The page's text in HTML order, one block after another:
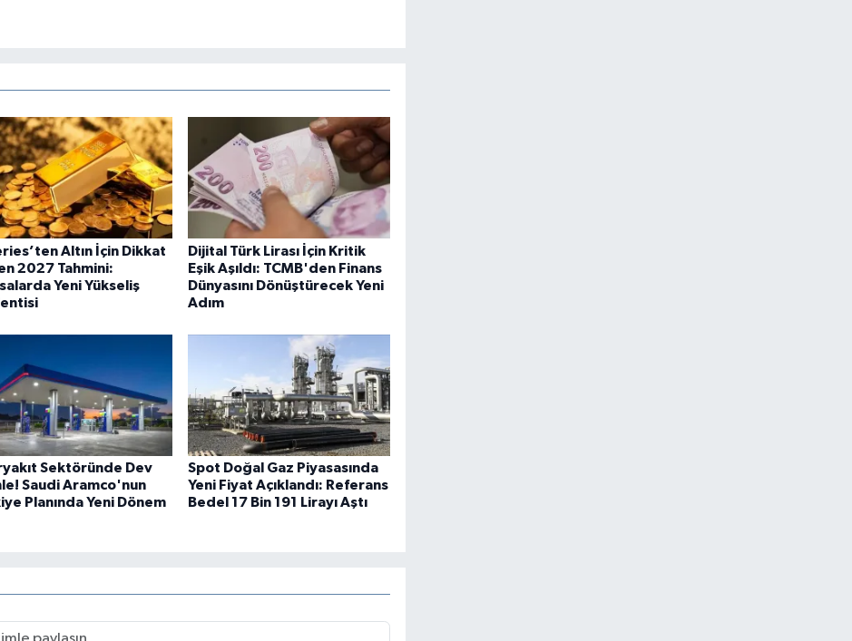
Altın İçin Dikkat
2027 Tahmini:
Yeni Yükseliş
Dijital Türk Lirası İçin Kritik
Eşik Aşıldı: TCMB'den Finans
Dünyasını Dönüştürecek Yeni
Adım
Sektöründe Dev
Saudi Aramco'nun
Planında Yeni Dönem
Spot Doğal Gaz Piyasasında
Yeni Fiyat Açıklandı: Referans
Bedel 17 Bin 191 Lirayı Aştı